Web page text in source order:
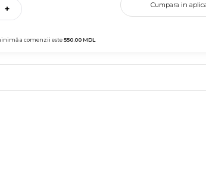
+
a comenzii este550.00MDL
Cumpara in